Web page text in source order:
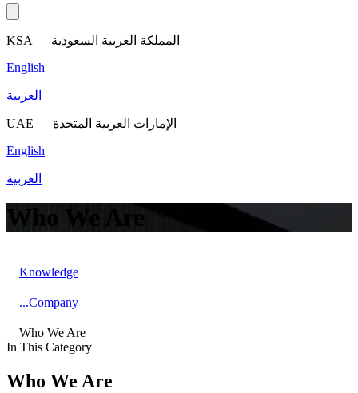
KSA – المملكة العربية السعودية
English
العربية
UAE – الإمارات العربية المتحدة
English
العربية
Who We Are
Knowledge
...Company
Who We Are
In This Category
Who We Are